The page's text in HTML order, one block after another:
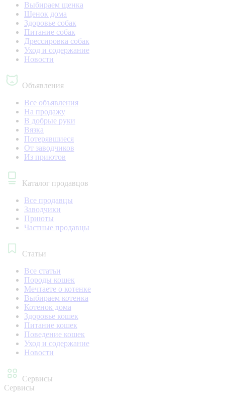
Выбираем щенка
Щенок дома
Здоровье собак
Питание собак
Дрессировка собак
Уход и содержание
Новости
Объявления
Все объявления
На продажу
В добрые руки
Вязка
Потерявшиеся
От заводчиков
Из приютов
Каталог продавцов
Все продавцы
Заводчики
Приюты
Частные продавцы
Статьи
Все статьи
Породы кошек
Мечтаете о котенке
Выбираем котенка
Котенок дома
Здоровье кошек
Питание кошек
Поведение кошек
Уход и содержание
Новости
Сервисы
Сервисы